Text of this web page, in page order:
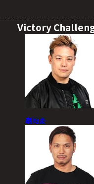
Victory
潮崎豪